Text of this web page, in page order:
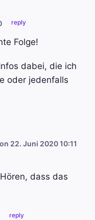
reply
Folge!
dabei, die ich
oder jedenfalls
on 22. Juni 2020 10:11
dass das
reply